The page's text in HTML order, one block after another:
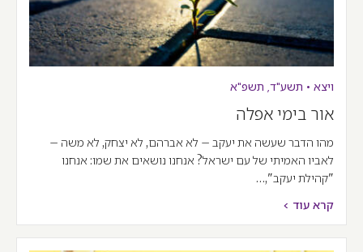
ויצא • תשע"ד, תשפ"א
אור בימי אפלה
מהו הדבר שעשה את יעקב – לא אברהם, לא יצחק, לא משה –
לאביו האמיתי של עם ישראל? אנחנו נושאים את שמו: אנחנו
"קהילת יעקב",…
קרא עוד >